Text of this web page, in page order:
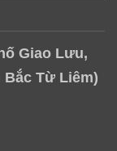
Giao Lưu,
Bắc Từ Liêm)